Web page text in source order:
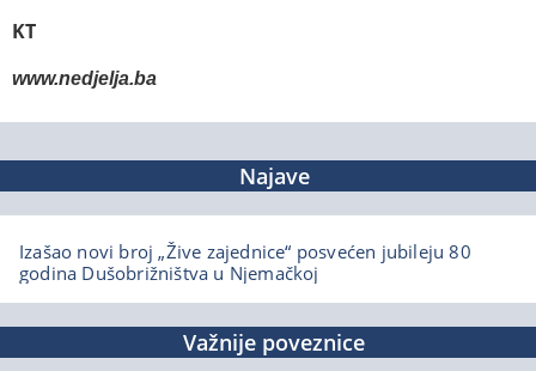
KT
www.nedjelja.ba
Najave
Izašao novi broj „Žive zajednice“ posvećen jubileju 80
godina Dušobrižništva u Njemačkoj
Važnije poveznice